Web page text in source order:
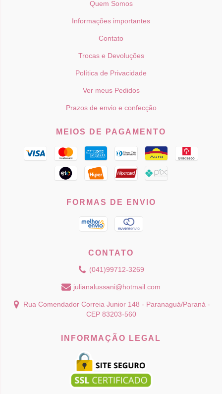
Quem Somos
Informações importantes
Contato
Trocas e Devoluções
Política de Privacidade
Ver meus Pedidos
Prazos de envio e confecção
MEIOS DE PAGAMENTO
FORMAS DE ENVIO
CONTATO
(041)99712-3269
julianalussani@hotmail.com
Rua Comendador Correia Junior 148 - Paranaguá/Paraná -
CEP 83203-560
INFORMAÇÃO LEGAL